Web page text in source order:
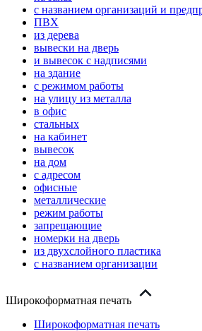
с названием организаций и
ПВХ
из дерева
вывески на дверь
и вывесок с надписями
на здание
с режимом работы
на улицу из металла
в офис
стальных
на кабинет
вывесок
на дом
с адресом
офисные
металлические
режим работы
запрещающие
номерки на дверь
из двухслойного пластика
с названием организации
Широкоформатная печать
Широкоформатная печать